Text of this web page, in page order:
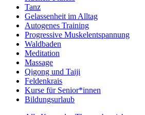
Tanz
Gelassenheit im Alltag
Autogenes Training
Progressive Muskelentspannung
Waldbaden
Meditation
Massage
Qigong und Taiji
Feldenkrais
Kurse für Senior*innen
Bildungsurlaub